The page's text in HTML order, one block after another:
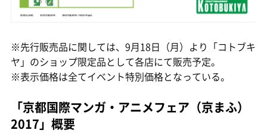
※先行販売品に関しては、9月18日（月）より「コトブキ
ヤ」のショップ限定品として各店にて販売予定。
※表示価格は全てイベント特別価格となっている。
「京都国際マンガ・アニメフェア（京まふ）
2017」概要